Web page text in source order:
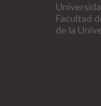
Facultad
de la